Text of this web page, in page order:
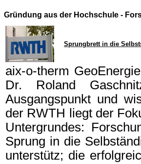
Gründung aus der Hochschule -
Sprungbrett in die
aix-o-therm
Dr. Roland
Ausgangspunkt und
der RWTH liegt der
Untergrundes:
Sprung in die
unterstütz; die